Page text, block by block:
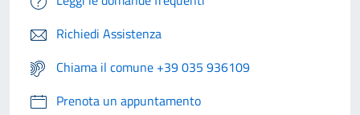
Richiedi Assistenza
Chiama il comune +39 035 936109
Prenota un appuntamento